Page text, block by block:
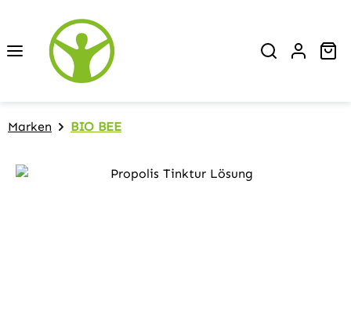
Zum Hauptinhalt springen
Marken BIO BEE
Bildergalerie überspringen